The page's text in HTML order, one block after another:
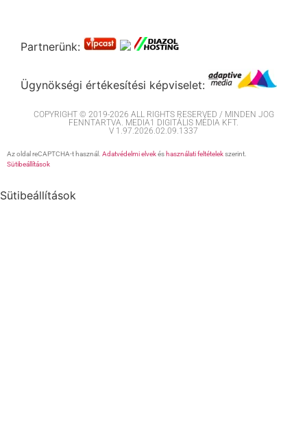
Partnerünk:
Ügynökségi értékesítési képviselet:
COPYRIGHT © 2019-2026 ALL RIGHTS RESERVED / MINDEN JOG
FENNTARTVA. MEDIA1 DIGITÁLIS MÉDIA KFT.
V 1.97.2026.02.09.1337
Az oldal reCAPTCHA-t használ. Adatvédelmi elvekés használati feltételekszerint.
Sütibeállítások
Sütibeállítások